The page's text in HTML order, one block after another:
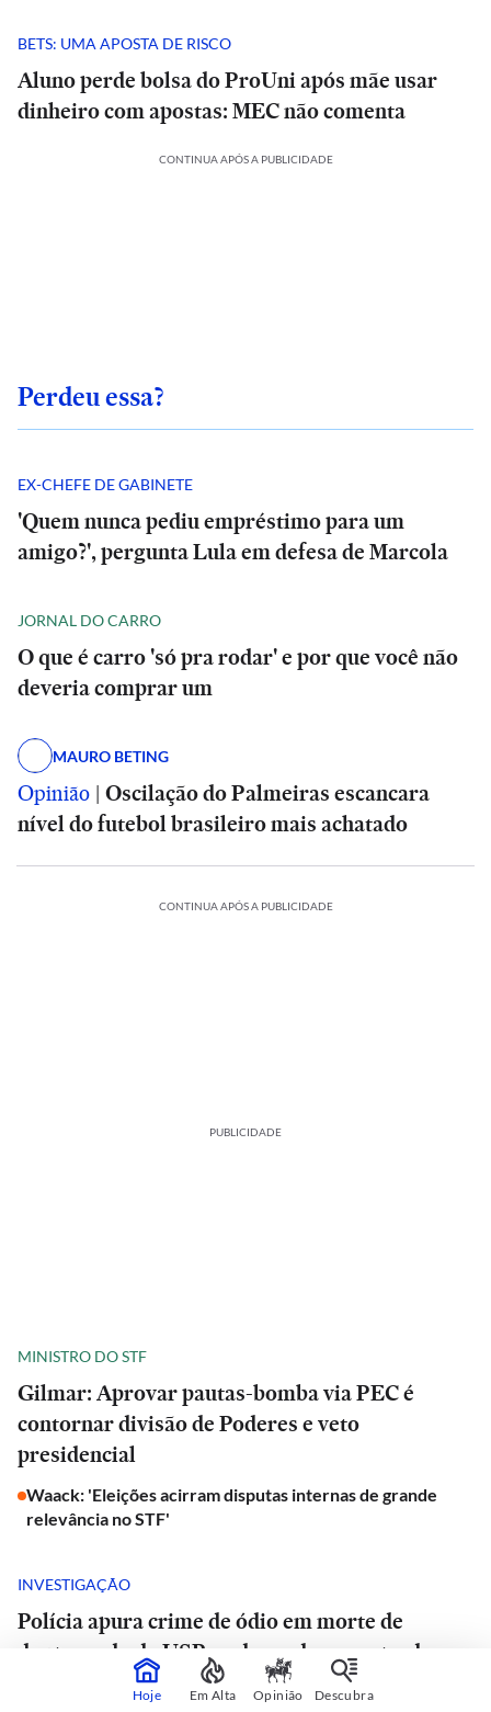
BETS: UMA APOSTA DE RISCO
Aluno perde bolsa do ProUni após mãe usar
dinheiro com apostas: MEC não comenta
CONTINUA APÓS A PUBLICIDADE
Perdeu essa?
EX-CHEFE DE GABINETE
'Quem nunca pediu empréstimo para um
amigo?', pergunta Lula em defesa de Marcola
JORNAL DO CARRO
O que é carro 'só pra rodar' e por que você não
deveria comprar um
MAURO BETING
Opinião | Oscilação do Palmeiras escancara
nível do futebol brasileiro mais achatado
CONTINUA APÓS A PUBLICIDADE
PUBLICIDADE
MINISTRO DO STF
Gilmar: Aprovar pautas-bomba via PEC é
contornar divisão de Poderes e veto
presidencial
Waack: 'Eleições acirram disputas internas de grande
relevância no STF'
INVESTIGAÇÃO
Polícia apura crime de ódio em morte de
doutorando da USP e advogado encontrado
morto em estrada de São Paulo
Hoje Em Alta Opinião Descubra